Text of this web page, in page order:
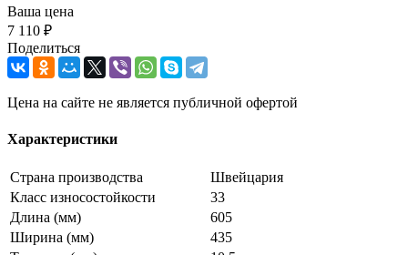
Ваша цена
7 110 ₽
Поделиться
Цена на сайте не является публичной офертой
Характеристики
Страна производства
Швейцария
Класс износостойкости
33
Длина (мм)
605
Ширина (мм)
435